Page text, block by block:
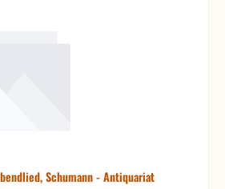
Schumann - Antiquariat